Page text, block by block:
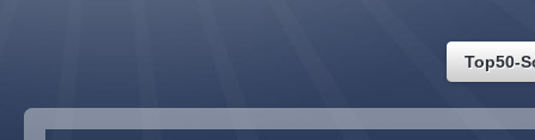
Top50-